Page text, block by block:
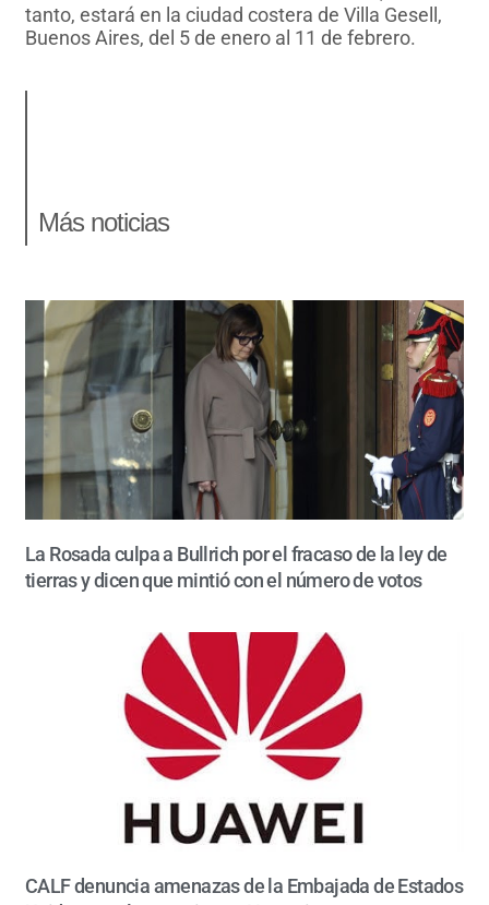
tanto, estará en la ciudad costera de Villa Gesell,
Buenos Aires, del 5 de enero al 11 de febrero.
Más noticias
La Rosada culpa a Bullrich por el fracaso de la ley de
tierras y dicen que mintió con el número de votos
CALF denuncia amenazas de la Embajada de Estados